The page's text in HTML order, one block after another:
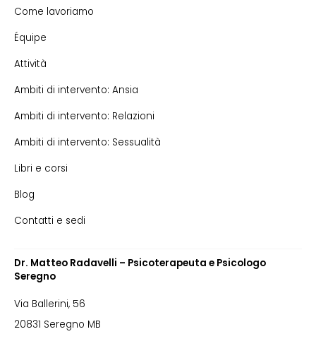
Come lavoriamo
Équipe
Attività
Ambiti di intervento: Ansia
Ambiti di intervento: Relazioni
Ambiti di intervento: Sessualità
Libri e corsi
Blog
Contatti e sedi
Dr. Matteo Radavelli – Psicoterapeuta e Psicologo
Seregno
Via Ballerini, 56
20831 Seregno MB